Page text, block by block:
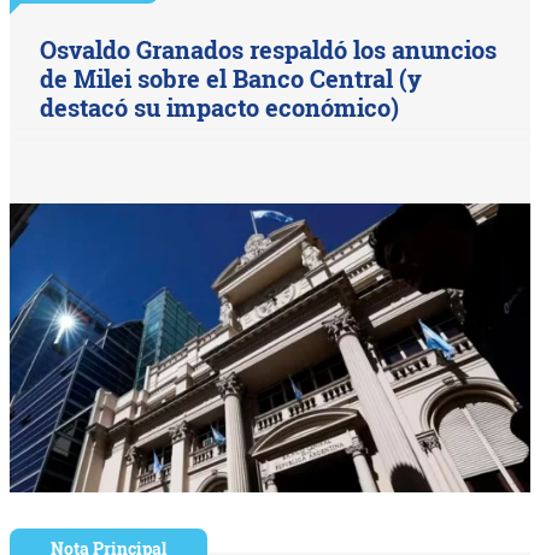
Osvaldo Granados respaldó los anuncios
de Milei sobre el Banco Central (y
destacó su impacto económico)
Nota Principal